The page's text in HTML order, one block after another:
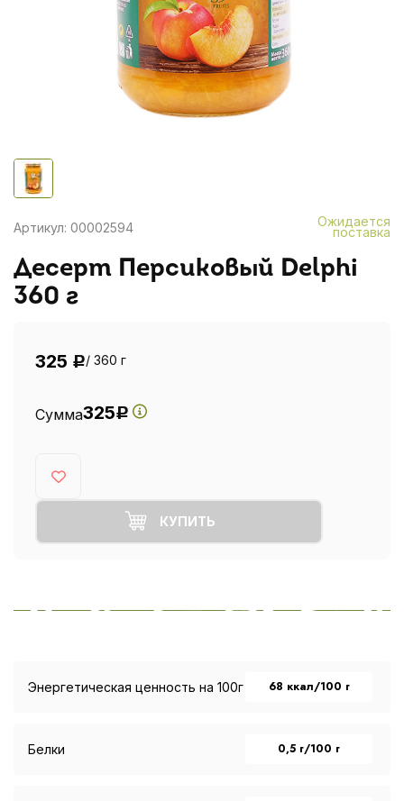
Артикул: 00002594 Ожидается
поставка
Десерт Персиковый Delphi
360 г
325 Р/ 360 г
Сумма325Р
КУПИТЬ
Энергетическая ценность на 100г 68 ккал/100 г
Белки 0,5 г/100 г